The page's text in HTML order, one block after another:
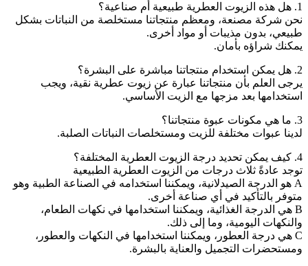
1. هل هذه الزيوت العطرية طبيعية أم صناعية؟
نحن شركة مصنعة، ومعظم منتجاتنا مستخلصة من النباتات بشكل
طبيعي، بدون مذيبات أو مواد أخرى.
يمكنك شراؤه بأمان.
2. هل يمكن استخدام منتجاتنا مباشرة على البشرة؟
يرجى العلم بأن منتجاتنا عبارة عن زيوت عطرية نقية، ويجب
استخدامها بعد مزجها مع الزيت الأساسي.
3. ما هي مكونات عبوة منتجاتنا؟
لدينا عبوات مختلفة للزيت ومستخلصات النباتات الصلبة.
4. كيف يمكن تحديد درجة الزيوت العطرية المختلفة؟
توجد عادةً ثلاث درجات من الزيوت العطرية الطبيعية
A هو الدرجة الصيدلانية، ويمكننا استخدامه في الصناعة الطبية وهو
متوفر بالتأكيد في أي صناعة أخرى.
B هي الدرجة الغذائية، ويمكننا استخدامها في نكهات الطعام،
والنكهات اليومية، وما إلى ذلك.
C هي درجة العطور، ويمكننا استخدامها في النكهات والعطور،
ومستحضرات التجميل والعناية بالبشرة.